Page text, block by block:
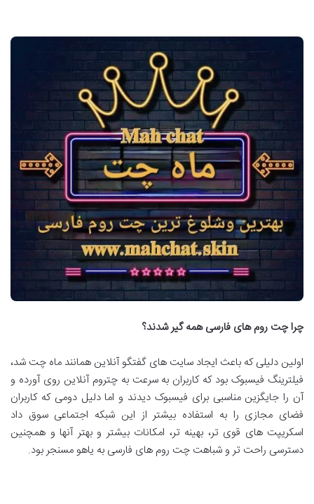
چرا چت روم های فارسی همه گیر شدند؟
اولین دلیلی که باعث ایجاد سایت های گفتگو آنلاین همانند ماه چت شد،
فیلترینگ فیسبوک بود که کاربران به سرعت به چتروم آنلاین روی آورده و
آن را جایگزین مناسبی برای فیسبوک دیدند و اما دلیل دومی که کاربران
فضای مجازی را به استفاده بیشتر از این شبکه اجتماعی سوق داد
اسکریپت های قوی تر، بهینه تر، امکانات بیشتر و بهتر آنها و همچنین
دسترسی راحت تر و شباهت چت روم های فارسی به یاهو مسنجر بود.